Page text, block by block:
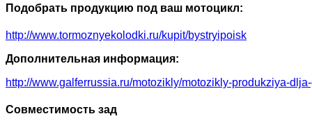
Подобрать продукцию под ваш мотоцикл:
http://www.tormoznyekolodki.ru/kupit/bystryipoisk
Дополнительная информация:
http://www.galferrussia.ru/motozikly/motozikly-produkziya-
Совместимость зад